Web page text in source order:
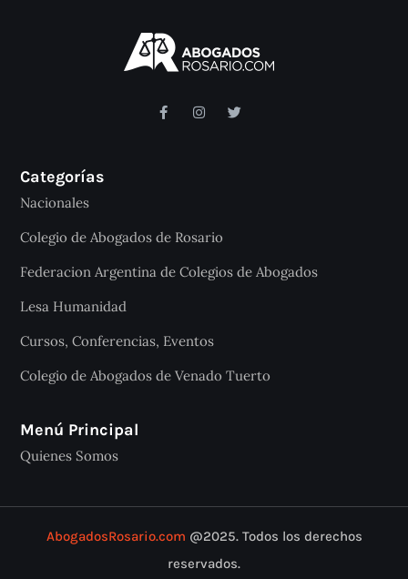
Categorías
Nacionales
Colegio de Abogados de Rosario
Federacion Argentina de Colegios de Abogados
Lesa Humanidad
Cursos, Conferencias, Eventos
Colegio de Abogados de Venado Tuerto
Menú Principal
Quienes Somos
AbogadosRosario.com @2025. Todos los derechos
reservados.